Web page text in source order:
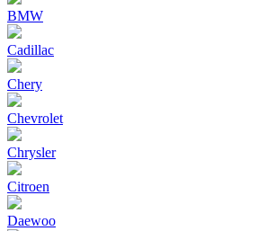
BMW
Cadillac
Chery
Chevrolet
Chrysler
Citroen
Daewoo